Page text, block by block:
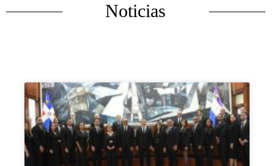
Noticias